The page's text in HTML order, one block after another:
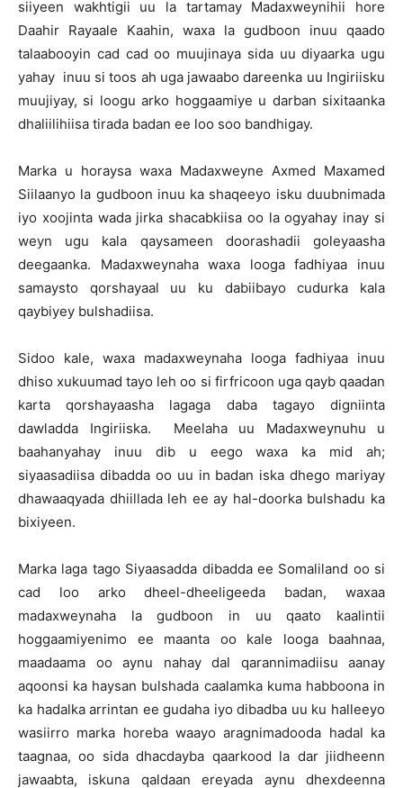
siiyeen wakhtigii uu la tartamay Madaxweynihii hore
Daahir Rayaale Kaahin, waxa la gudboon inuu qaado
talaabooyin cad cad oo muujinaya sida uu diyaarka ugu
yahay inuu si toos ah uga jawaabo dareenka uu Ingiriisku
muujiyay, si loogu arko hoggaamiye u darban sixitaanka
dhaliilihiisa tirada badan ee loo soo bandhigay.
Marka u horaysa waxa Madaxweyne Axmed Maxamed
Siilaanyo la gudboon inuu ka shaqeeyo isku duubnimada
iyo xoojinta wada jirka shacabkiisa oo la ogyahay inay si
weyn ugu kala qaysameen doorashadii goleyaasha
deegaanka. Madaxweynaha waxa looga fadhiyaa inuu
samaysto qorshayaal uu ku dabiibayo cudurka kala
qaybiyey bulshadiisa.
Sidoo kale, waxa madaxweynaha looga fadhiyaa inuu
dhiso xukuumad tayo leh oo si firfricoon uga qayb qaadan
karta qorshayaasha lagaga daba tagayo digniinta
dawladda Ingiriiska. Meelaha uu Madaxweynuhu u
baahanyahay inuu dib u eego waxa ka mid ah;
siyaasadiisa dibadda oo uu in badan iska dhego mariyay
dhawaaqyada dhiillada leh ee ay hal-doorka bulshadu ka
bixiyeen.
Marka laga tago Siyaasadda dibadda ee Somaliland oo si
cad loo arko dheel-dheeligeeda badan, waxaa
madaxweynaha la gudboon in uu qaato kaalintii
hoggaamiyenimo ee maanta oo kale looga baahnaa,
maadaama oo aynu nahay dal qarannimadiisu aanay
aqoonsi ka haysan bulshada caalamka kuma habboona in
ka hadalka arrintan ee gudaha iyo dibadba uu ku halleeyo
wasiirro marka horeba waayo aragnimadooda hadal ka
taagnaa, oo sida dhacdayba qaarkood la dar jiidheenn
jawaabta, iskuna qaldaan ereyada aynu dhexdeenna